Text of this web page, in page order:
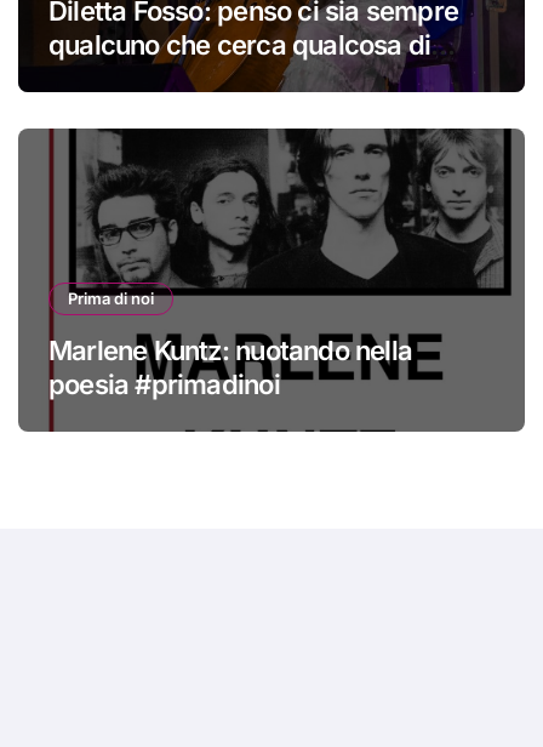
Diletta Fosso: penso ci sia sempre
qualcuno che cerca qualcosa di
Prima di noi
Marlene Kuntz: nuotando nella
poesia #primadinoi